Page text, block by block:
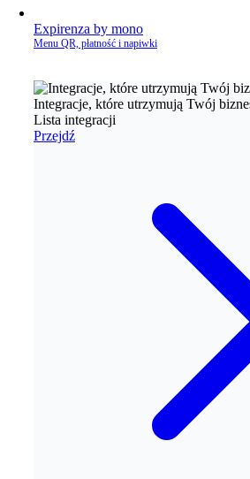
Expirenza by mono
Menu QR, płatność i napiwki
Integracje, które utrzymują Twój
Lista integracji
Przejdź